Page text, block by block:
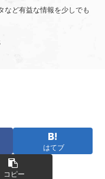
など有益な情報を少しでも
はてブ
コピー